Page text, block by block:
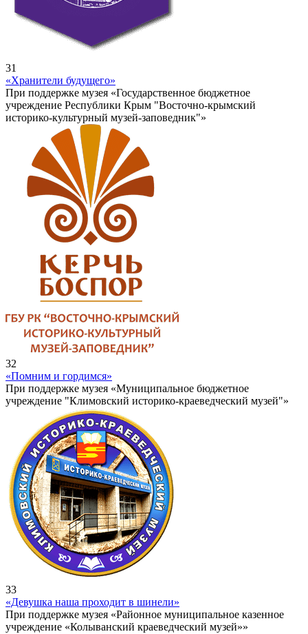
31
«Хранители будущего»
При поддержке музея «Государственное бюджетное
учреждение Республики Крым "Восточно-крымский
историко-культурный музей-заповедник"»
32
«Помним и гордимся»
При поддержке музея «Муниципальное бюджетное
учреждение "Климовский историко-краеведческий музей"»
33
«Девушка наша проходит в шинели»
При поддержке музея «Районное муниципальное казенное
учреждение «Колыванский краеведческий музей»»